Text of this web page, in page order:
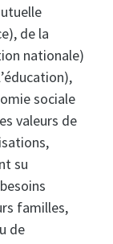
de la
nationale)
sociale
valeurs de
su
familles,
de